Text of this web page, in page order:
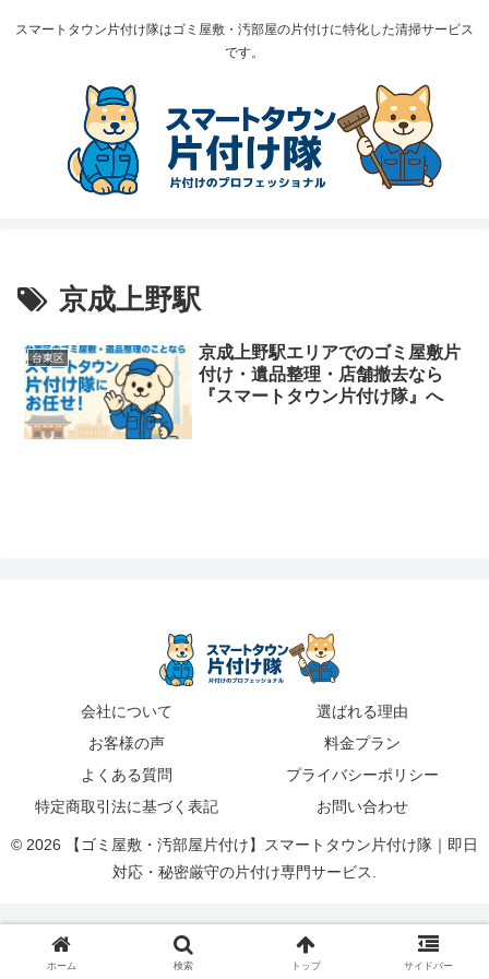
スマートタウン片付け隊はゴミ屋敷・汚部屋の片付けに特化した清掃サービス
です。
京成上野駅
台東区
京成上野駅エリアでのゴミ屋敷片
付け・遺品整理・店舗撤去なら
『スマートタウン片付け隊』へ
会社について
選ばれる理由
お客様の声
料金プラン
よくある質問
プライバシーポリシー
特定商取引法に基づく表記
お問い合わせ
© 2026 【ゴミ屋敷・汚部屋片付け】スマートタウン片付け隊｜即日
対応・秘密厳守の片付け専門サービス.
ホーム 検索 トップ サイドバー